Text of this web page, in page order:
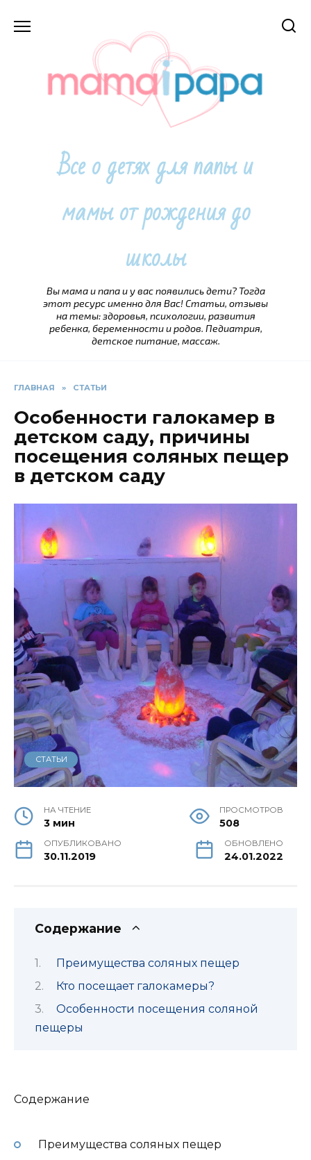
Все о детях для папы и
мамы от рождения до
школы
Вы мама и папа и у вас появились дети? Тогда
этот ресурс именно для Вас! Статьи, отзывы
на темы: здоровья, психологии, развития
ребенка, беременности и родов. Педиатрия,
детское питание, массаж.
ГЛАВНАЯ » СТАТЬИ
Особенности галокамер в
детском саду, причины
посещения соляных пещер
в детском саду
СТАТЬИ
НА ЧТЕНИЕ
3 мин
ПРОСМОТРОВ
508
ОПУБЛИКОВАНО
30.11.2019
ОБНОВЛЕНО
24.01.2022
Содержание
Преимущества соляных пещер
Кто посещает галокамеры?
Особенности посещения соляной
пещеры
Содержание
Преимущества соляных пещер